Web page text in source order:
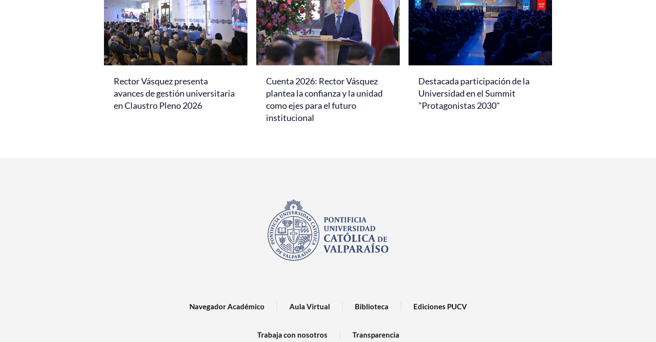
Rector Vásquez presenta
avances de gestión universitaria
en Claustro Pleno 2026
Cuenta 2026: Rector Vásquez
plantea la confianza y la unidad
como ejes para el futuro
institucional
Destacada participación de la
Universidad en el Summit
"Protagonistas 2030"
Navegador Académico Aula Virtual Biblioteca Ediciones PUCV
Trabaja con nosotros Transparencia